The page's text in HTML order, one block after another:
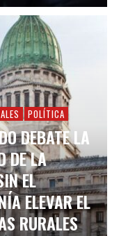
POLÍTICA
DEBATE LA
DE LA
EL
ELEVAR EL
RURALES